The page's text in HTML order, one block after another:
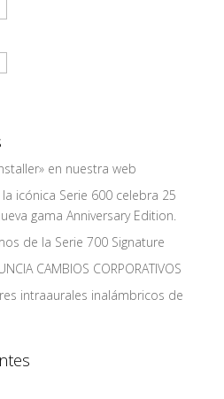
en nuestra web
icónica Serie 600 celebra 25
gama Anniversary Edition.
de la Serie 700 Signature
CAMBIOS CORPORATIVOS
intraaurales inalámbricos de